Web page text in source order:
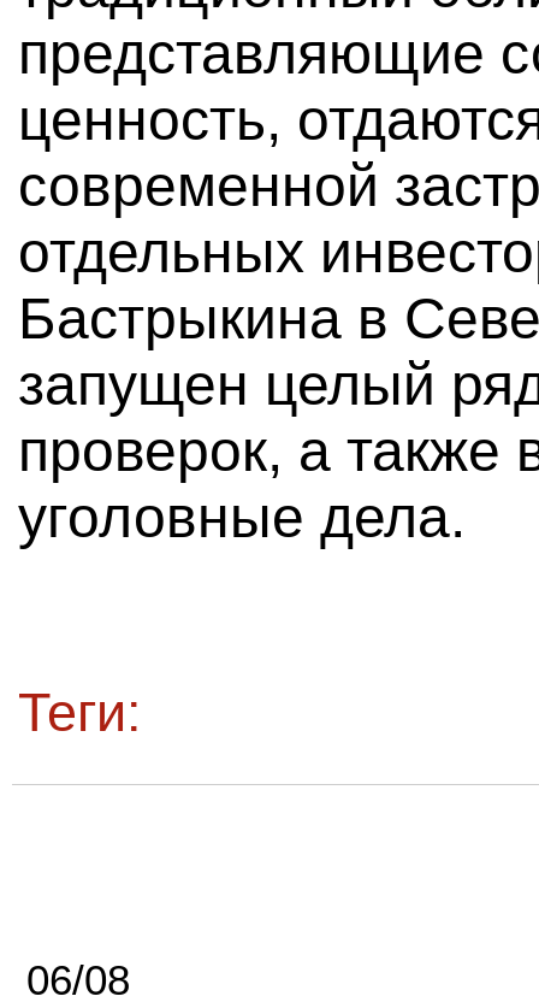
представляющие
ценность,
современной
отдельных
Бастрыкина в
запущен целый
проверок, а также
уголовные дела.
Теги:
06/08